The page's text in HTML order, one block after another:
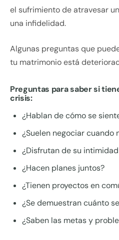
el sufrimiento de atravesar
una infidelidad.
Algunas preguntas que
tu matrimonio está
Preguntas para saber si
crisis:
¿Hablan de cómo se
¿Suelen negociar cuando
¿Disfrutan de su
¿Hacen planes juntos?
¿Tienen proyectos en
¿Se demuestran cuánto
¿Saben las metas y